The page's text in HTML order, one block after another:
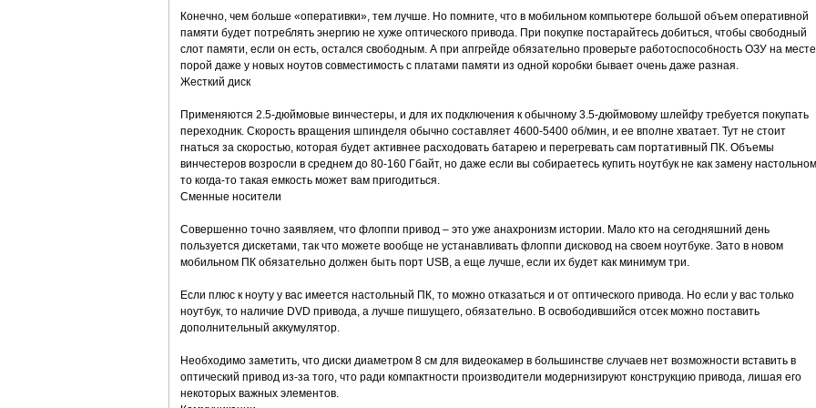
Конечно, чем больше «оперативки», тем лучше. Но помните, что в мобильном компьютере большой объем оперативной
памяти будет потреблять энергию не хуже оптического привода. При покупке постарайтесь добиться, чтобы свободный
слот памяти, если он есть, остался свободным. А при апгрейде обязательно проверьте работоспособность ОЗУ на
порой даже у новых ноутов совместимость с платами памяти из одной коробки бывает очень даже разная.
Жесткий диск
Применяются 2.5-дюймовые винчестеры, и для их подключения к обычному 3.5-дюймовому шлейфу требуется покупать
переходник. Скорость вращения шпинделя обычно составляет 4600-5400 об/мин, и ее вполне хватает. Тут не стоит
гнаться за скоростью, которая будет активнее расходовать батарею и перегревать сам портативный ПК. Объемы
винчестеров возросли в среднем до 80-160 Гбайт, но даже если вы собираетесь купить ноутбук не как замену
то когда-то такая емкость может вам пригодиться.
Сменные носители
Совершенно точно заявляем, что флоппи привод – это уже анахронизм истории. Мало кто на сегодняшний день
пользуется дискетами, так что можете вообще не устанавливать флоппи дисковод на своем ноутбуке. Зато в новом
мобильном ПК обязательно должен быть порт USB, а еще лучше, если их будет как минимум три.
Если плюс к ноуту у вас имеется настольный ПК, то можно отказаться и от оптического привода. Но если у вас только
ноутбук, то наличие DVD привода, а лучше пишущего, обязательно. В освободившийся отсек можно поставить
дополнительный аккумулятор.
Необходимо заметить, что диски диаметром 8 см для видеокамер в большинстве случаев нет возможности вставить в
оптический привод из-за того, что ради компактности производители модернизируют конструкцию привода, лишая его
некоторых важных элементов.